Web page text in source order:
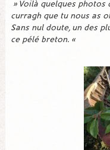
» Voilà quelques photos
curragh que tu nous as
Sans nul doute, un des
ce pélé breton. «